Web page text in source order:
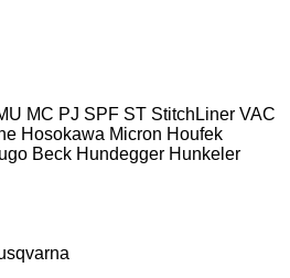
MC PJ SPF ST StitchLiner VAC
Hosokawa Micron Houfek
Beck Hundegger Hunkeler